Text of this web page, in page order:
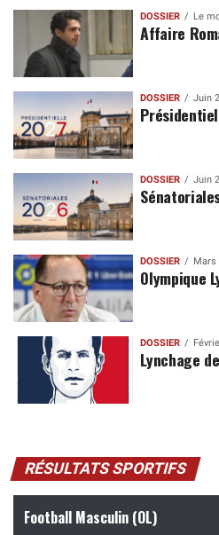
DOSSIER Le
Affaire
DOSSIER Juin
DOSSIER Juin
DOSSIER Mars
Olympique
DOSSIER
Lynchage
RÉSULTATS SPORTIFS
Football Masculin (OL)